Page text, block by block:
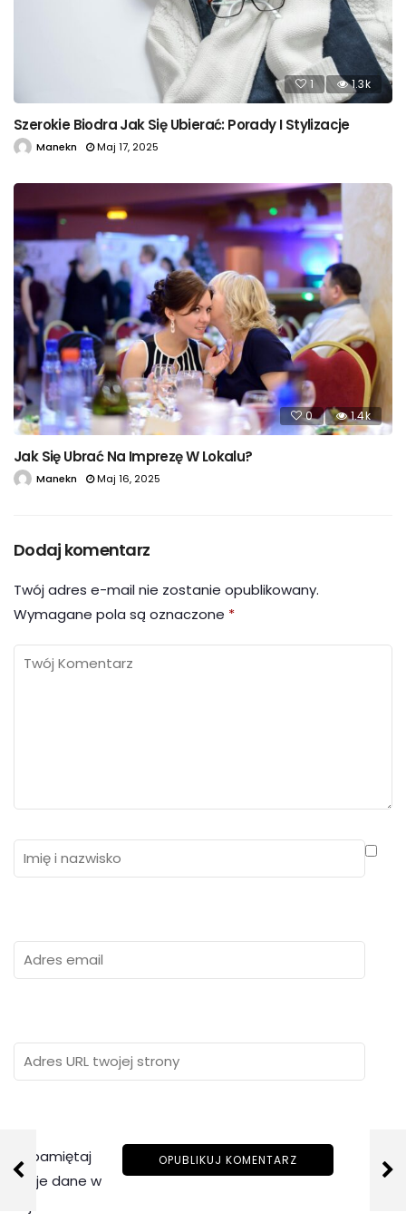
1 1.3k
Szerokie Biodra Jak Się Ubierać: Porady I Stylizacje
Manekn Maj 17, 2025
0 1.4k
Jak Się Ubrać Na Imprezę W Lokalu?
Manekn Maj 16, 2025
Dodaj komentarz
Twój adres e-mail nie zostanie opublikowany.
Wymagane pola są oznaczone *
Zapamiętaj
moje dane w